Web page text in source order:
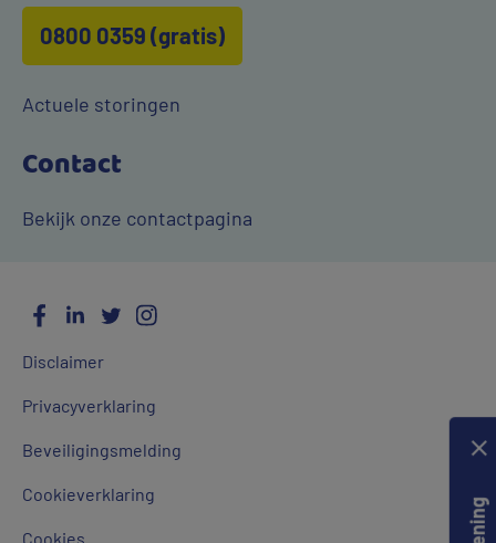
0800 0359 (gratis)
Actuele storingen
Contact
Bekijk onze contactpagina
Algemene
Disclaimer
Privacyverklaring
Beveiligingsmelding
Cookieverklaring
Cookies
Social
Media
Facebook
LinkedInTwitter